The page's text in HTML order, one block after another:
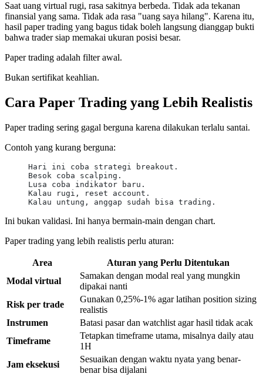
Saat uang virtual rugi, rasa sakitnya berbeda. Tidak ada tekanan
finansial yang sama. Tidak ada rasa "uang saya hilang". Karena itu,
hasil paper trading yang bagus tidak boleh langsung dianggap bukti
bahwa trader siap memakai ukuran posisi besar.
Paper trading adalah filter awal.
Bukan sertifikat keahlian.
Cara Paper Trading yang Lebih Realistis
Paper trading sering gagal berguna karena dilakukan terlalu santai.
Contoh yang kurang berguna:
Hari ini coba strategi breakout.
Besok coba scalping.
Lusa coba indikator baru.
Kalau rugi, reset account.
Kalau untung, anggap sudah bisa trading.
Ini bukan validasi. Ini hanya bermain-main dengan chart.
Paper trading yang lebih realistis perlu aturan:
Area
Aturan yang Perlu Ditentukan
Modal virtual
Samakan dengan modal real yang mungkin
dipakai nanti
Risk per trade
Gunakan 0,25%-1% agar latihan position sizing
realistis
Instrumen
Batasi pasar dan watchlist agar hasil tidak acak
Timeframe
Tetapkan timeframe utama, misalnya daily atau
1H
Jam eksekusi
Sesuaikan dengan waktu nyata yang benar-
benar bisa dijalani